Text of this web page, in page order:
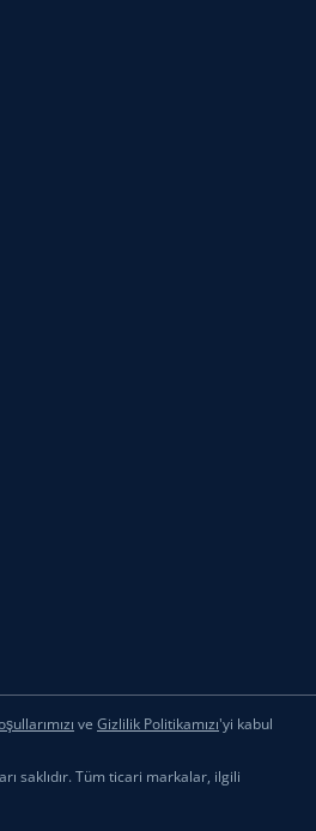
ve Gizlilik Politikamızı'yi kabul
saklıdır. Tüm ticari markalar, ilgili